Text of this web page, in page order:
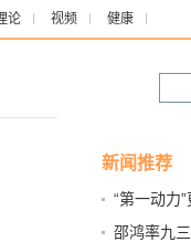
论 视频 健康
新闻推荐
“第一动力
邵鸿率九